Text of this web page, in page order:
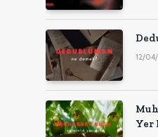
12/
Yer